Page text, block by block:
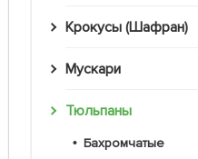
Крокусы (Шафран)
Мускари
Тюльпаны
Бахромчатые